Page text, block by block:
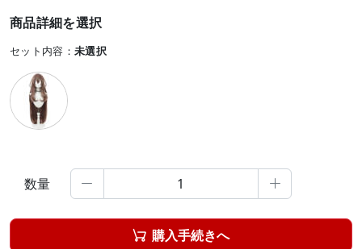
商品詳細を選択
セット内容： 未選択
数量  
 購入手続きへ